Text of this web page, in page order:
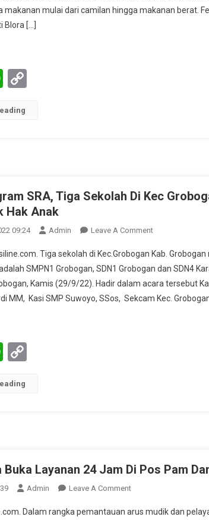
Berbagai
makanan mulai dari camilan hingga makanan berat.
Blora […]
WhatsApp
SRA, Tiga Sekolah Di Kec
Hak Anak
09:24 Admin Leave A CommentOn
Program
SRA,
Tiga
Sekolah
Tiga sekolah di Kec.Grobogan Kab.
SMPN1 Grobogan, SDN1 Grobogan dan SDN4
Kamis (29/9/22). Hadir dalam acara tersebut
MM, Kasi SMP Suwoyo, SSos, Sekcam Kec.
WhatsApp
Layanan 24 Jam Di Pos Pam
Admin Leave A CommentOn
Blora
Dalam rangka pemantauan arus mudik dan